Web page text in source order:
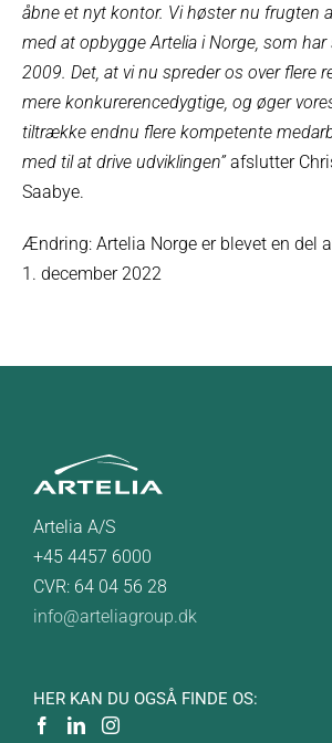
åbne et nyt kontor. Vi høster nu frugten
med at opbygge Artelia i Norge, som har
2009. Det, at vi nu spreder os over flere
mere konkurerencedygtige, og øger
tiltrække endnu flere kompetente
med til at drive udviklingen”afslutter
Saabye.
Ændring: Artelia Norge er blevet en del
1. december 2022
Artelia A/S
+45 4457 6000
CVR: 64 04 56 28
info@arteliagroup.dk
HER KAN DU OGSÅ FINDE OS: